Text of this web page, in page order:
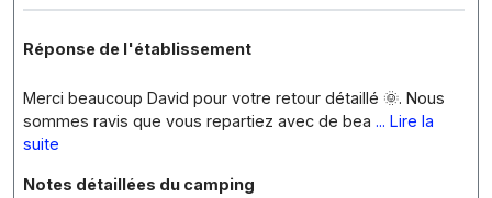
Réponse de l'établissement
Merci beaucoup David pour votre retour détaillé 🌞. Nous
sommes ravis que vous repartiez avec de bea ... Lire la
suite
Notes détaillées du camping